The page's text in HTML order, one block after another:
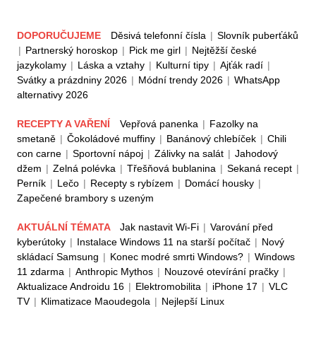
DOPORUČUJEME Děsivá telefonní čísla | Slovník puberťáků
| Partnerský horoskop | Pick me girl | Nejtěžší české
jazykolamy | Láska a vztahy | Kulturní tipy | Ajťák radí |
Svátky a prázdniny 2026 | Módní trendy 2026 | WhatsApp
alternativy 2026
RECEPTY A VAŘENÍ Vepřová panenka | Fazolky na
smetaně | Čokoládové muffiny | Banánový chlebíček | Chili
con carne | Sportovní nápoj | Zálivky na salát | Jahodový
džem | Zelná polévka | Třešňová bublanina | Sekaná recept |
Perník | Lečo | Recepty s rybízem | Domácí housky |
Zapečené brambory s uzeným
AKTUÁLNÍ TÉMATA Jak nastavit Wi-Fi | Varování před
kyberútoky | Instalace Windows 11 na starší počítač | Nový
skládací Samsung | Konec modré smrti Windows? | Windows
11 zdarma | Anthropic Mythos | Nouzové otevírání pračky |
Aktualizace Androidu 16 | Elektromobilita | iPhone 17 | VLC
TV | Klimatizace Maoudegola | Nejlepší Linux